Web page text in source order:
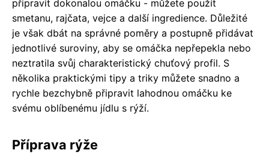
připravit dokonalou omáčku - můžete použít
smetanu, rajčata, vejce a další ingredience. Důležité
je však dbát na správné poměry a postupně přidávat
jednotlivé suroviny, aby se omáčka nepřepekla nebo
neztratila svůj charakteristický chuťový profil. S
několika praktickými tipy a triky můžete snadno a
rychle bezchybně připravit lahodnou omáčku ke
svému oblíbenému jídlu s rýží.
Příprava rýže